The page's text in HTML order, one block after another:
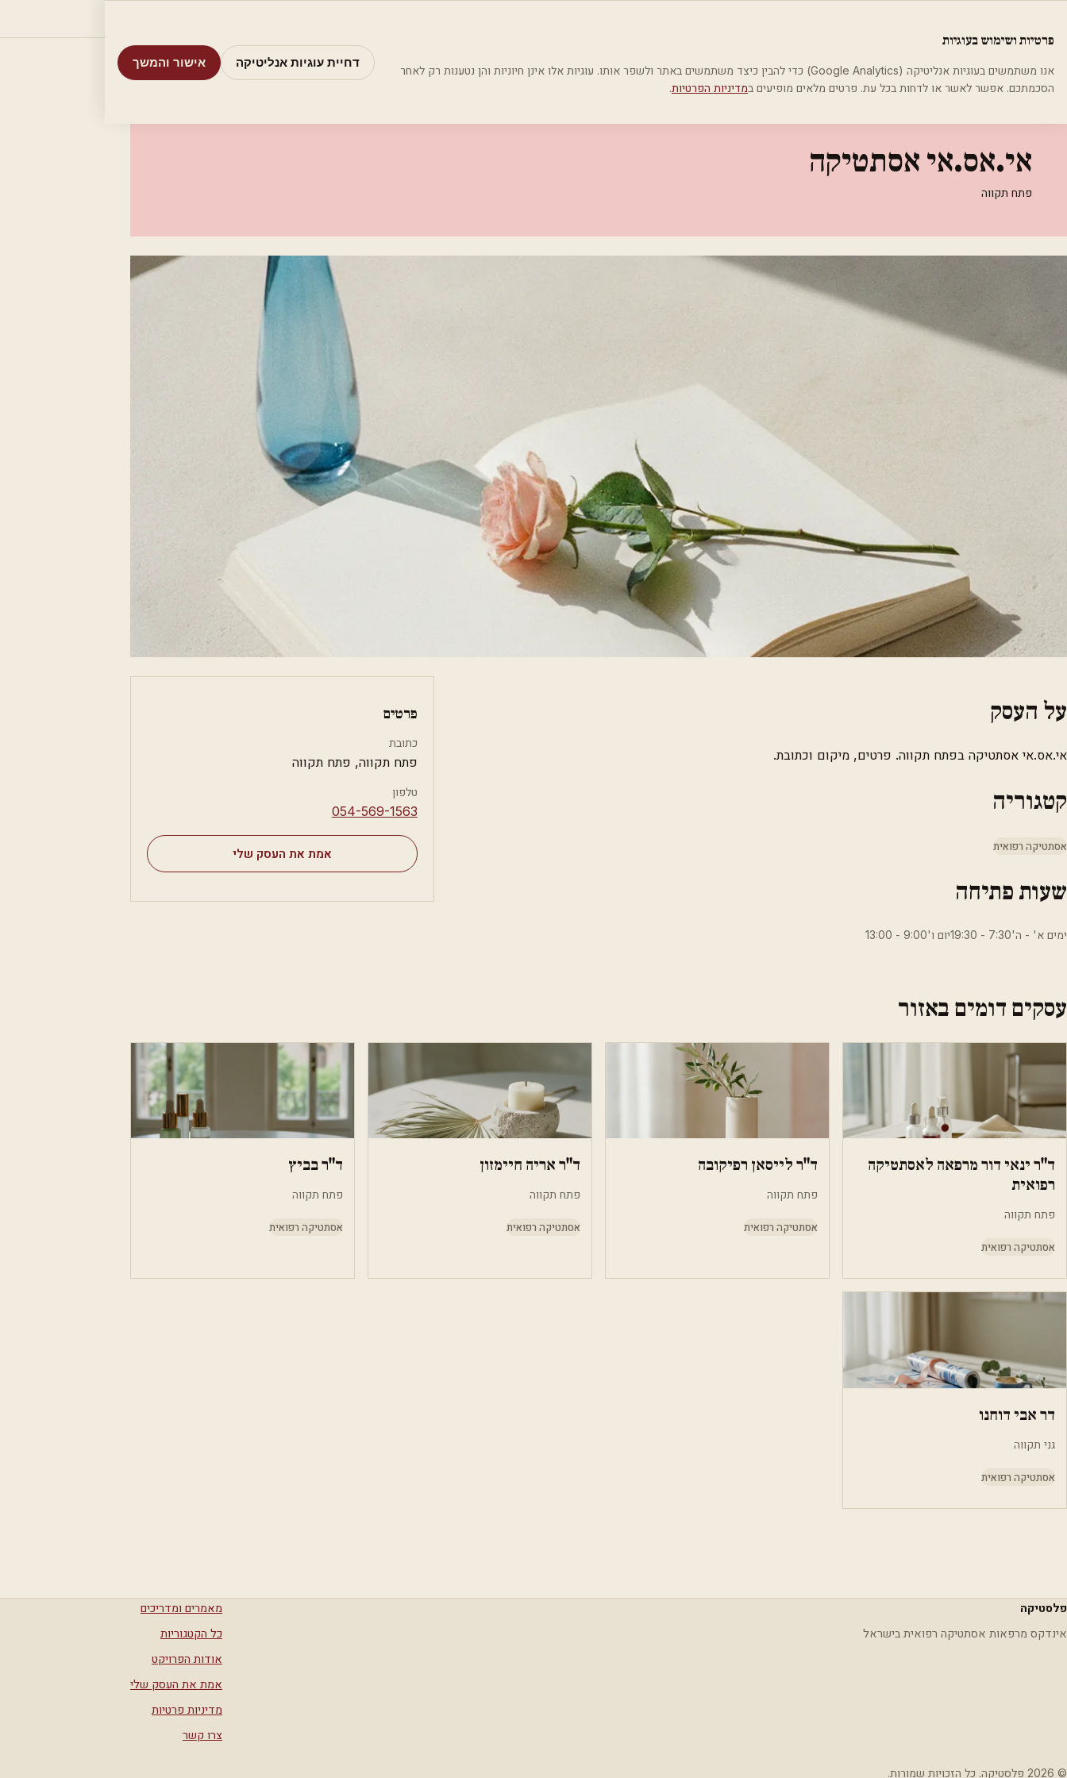
בית קטגוריות אסתטיקה רפואית
אי.אס.אי אסתטיקה
פתח תקווה
על העסק
אי.אס.אי אסתטיקה בפתח תקווה. פרטים, מיקום וכתובת.
קטגוריה
אסתטיקה רפואית
שעות פתיחה
ימים א' - ה'7:30 - 19:30יום ו'9:00 - 13:00
פרטים
כתובת
פתח תקווה, פתח תקווה
טלפון
⁦054-569-1563⁩
אמת את העסק שלי
עסקים דומים באזור
ד"ר ינאי דור מרפאה לאסתטיקה
רפואית
פתח תקווה
אסתטיקה רפואית
ד"ר לייסאן רפיקובה
פתח תקווה
אסתטיקה רפואית
ד"ר אריה חיימזון
פתח תקווה
אסתטיקה רפואית
ד"ר בביץ
פתח תקווה
אסתטיקה רפואית
דר אבי דוחנו
גני תקווה
אסתטיקה רפואית
פלסטיקה
אינדקס מרפאות אסתטיקה רפואית בישראל
מאמרים ומדריכים
כל הקטגוריות
אודות הפרויקט
אמת את העסק שלי
מדיניות פרטיות
צרו קשר
© 2026 פלסטיקה. כל הזכויות שמורות.
פרטיות ושימוש בעוגיות
אנו משתמשים בעוגיות אנליטיקה (Google Analytics) כדי להבין כיצד משתמשים באתר ולשפר אותו. עוגיות אלו אינן חיוניות והן נטענות רק לאחר
הסכמתכם. אפשר לאשר או לדחות בכל עת. פרטים מלאים מופיעים במדיניות הפרטיות.
דחיית עוגיות אנליטיקה אישור והמשך